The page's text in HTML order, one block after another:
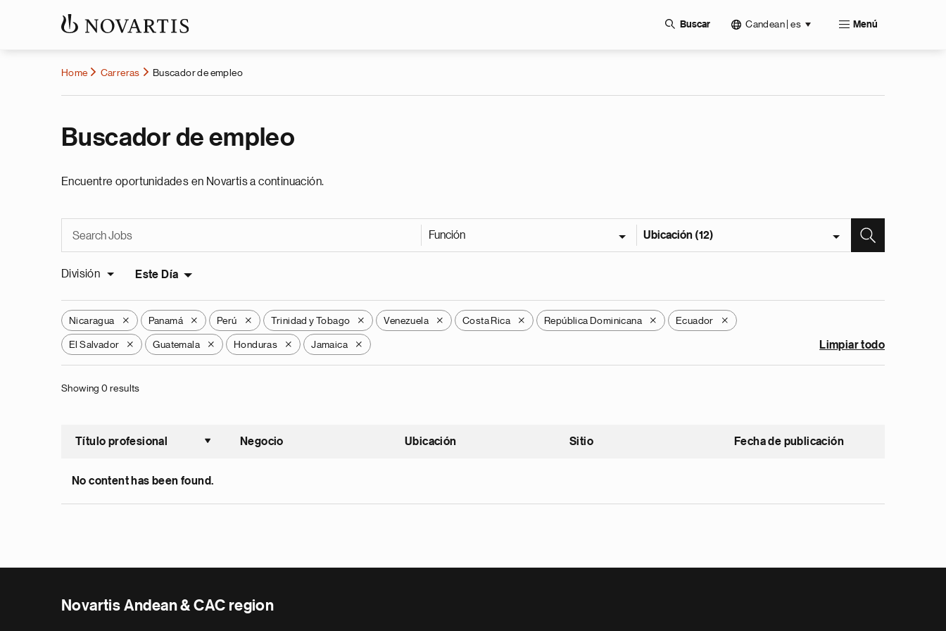
Buscar Candean | es Menú
Home Carreras Buscador de empleo
Buscador de empleo
Encuentre oportunidades en Novartis a continuación.
Función Ubicación (12)
División Este Día
Nicaragua X Panamá X Perú X Trinidad y Tobago X Venezuela X Costa Rica X República Dominicana X Ecuador X
El Salvador X Guatemala X Honduras X Jamaica X Limpiar todo
Showing 0 results
Título profesional
Ordenar ascendente
Negocio Ubicación Sitio Fecha de publicación
No content has been found.
Novartis Andean & CAC region